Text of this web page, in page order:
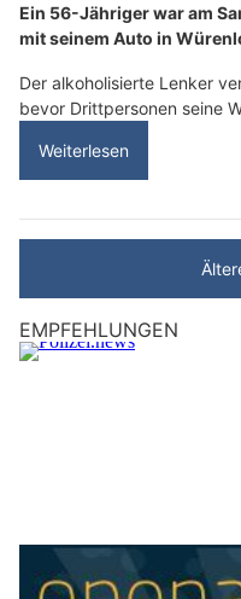
Ein 56-Jähriger war am
mit seinem Auto in
Der alkoholisierte Lenker
bevor Drittpersonen seine
Weiterlesen
EMPFEHLUNGEN